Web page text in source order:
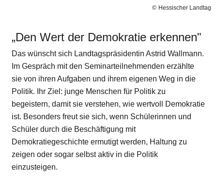
Hessischer Landtag
„Den Wert der Demokratie erkennen"
Das wünscht sich Landtagspräsidentin Astrid Wallmann.
Im Gespräch mit den Seminarteilnehmenden erzählte
sie von ihren Aufgaben und ihrem eigenen Weg in die
Politik. Ihr Ziel: junge Menschen für Politik zu
begeistern, damit sie verstehen, wie wertvoll Demokratie
ist. Besonders freut sie sich, wenn Schülerinnen und
Schüler durch die Beschäftigung mit
Demokratiegeschichte ermutigt werden, Haltung zu
zeigen oder sogar selbst aktiv in die Politik
einzusteigen.